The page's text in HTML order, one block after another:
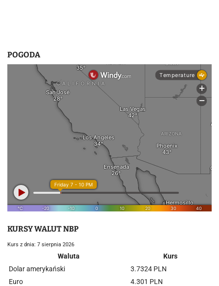
POGODA
KURSY WALUT NBP
Kurs z dnia: 7 sierpnia 2026
Waluta
Kurs
Dolar amerykański
3.7324 PLN
Euro
4.301 PLN